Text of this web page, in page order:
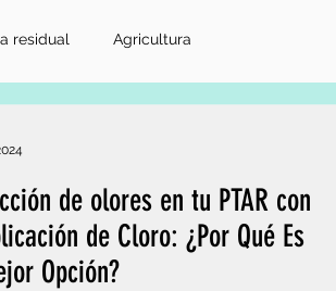
residual Agricultura
de olores en tu PTAR con
de Cloro: ¿Por Qué Es
Opción?